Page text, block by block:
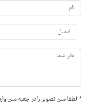
* لطفا متن تصویر را در جعبه متن